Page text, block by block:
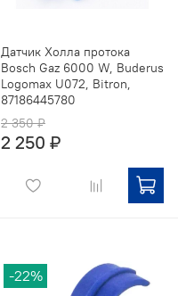
Датчик Холла протока
Bosch Gaz 6000 W, Buderus
Logomax U072, Bitron,
87186445780
2 350 ₽
2 250 ₽
-22%